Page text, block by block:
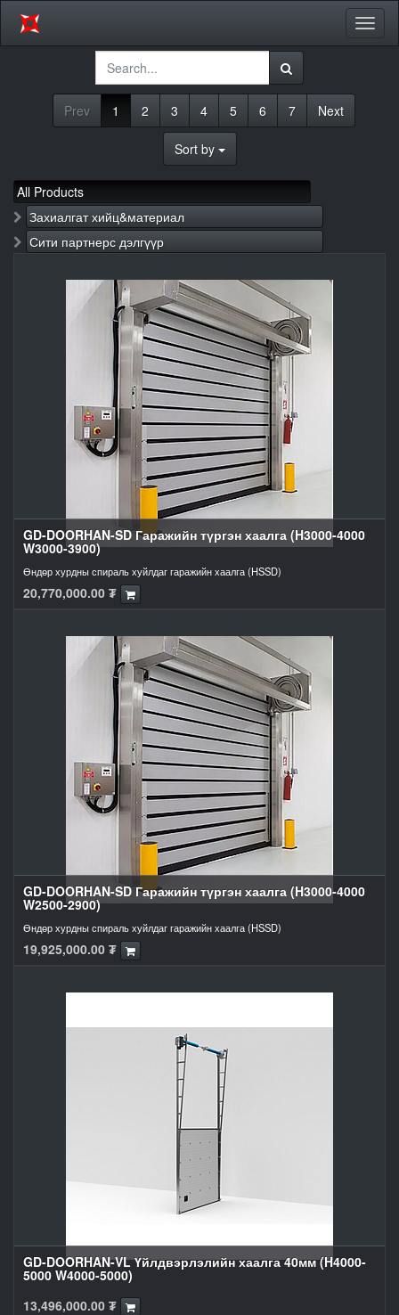
Prev 1 2 3 4 5 6 7 Next
Sort by
All Products
Захиалгат хийц&материал
Сити партнерс дэлгүүр
GD-DOORHAN-SD Гаражийн түргэн хаалга (H3000-4000
W3000-3900)
Өндөр хурдны спираль хуйлдаг гаражийн хаалга (HSSD)
20,770,000.00 ₮
GD-DOORHAN-SD Гаражийн түргэн хаалга (H3000-4000
W2500-2900)
Өндөр хурдны спираль хуйлдаг гаражийн хаалга (HSSD)
19,925,000.00 ₮
GD-DOORHAN-VL Үйлдвэрлэлийн хаалга 40мм (H4000-
5000 W4000-5000)
13,496,000.00 ₮